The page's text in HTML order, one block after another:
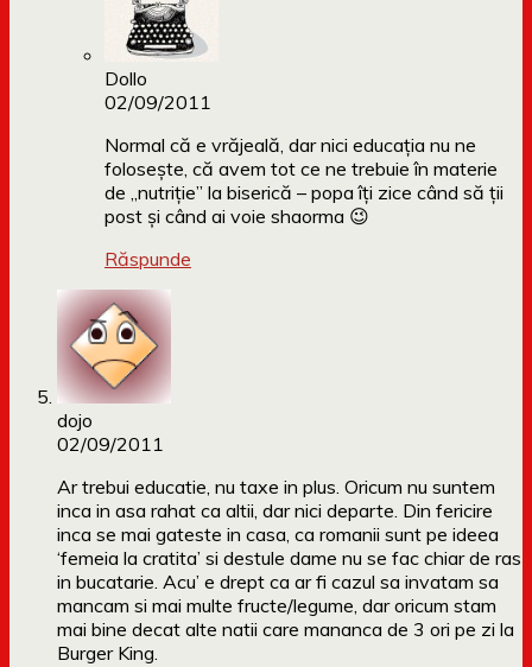
Dollo
02/09/2011
Normal că e vrăjeală, dar nici educația nu ne
folosește, că avem tot ce ne trebuie în materie
de „nutriție” la biserică – popa îți zice când să ții
post și când ai voie shaorma 😉
Răspunde
dojo
02/09/2011
Ar trebui educatie, nu taxe in plus. Oricum nu suntem
inca in asa rahat ca altii, dar nici departe. Din fericire
inca se mai gateste in casa, ca romanii sunt pe ideea
‘femeia la cratita’ si destule dame nu se fac chiar de ras
in bucatarie. Acu’ e drept ca ar fi cazul sa invatam sa
mancam si mai multe fructe/legume, dar oricum stam
mai bine decat alte natii care mananca de 3 ori pe zi la
Burger King.